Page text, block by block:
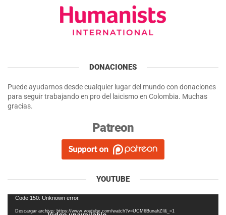
DONACIONES
Puede ayudarnos desde cualquier lugar del mundo con donaciones
para seguir trabajando en pro del laicismo en Colombia. Muchas
gracias.
Patreon
YOUTUBE
Reproductor
Code 150: Unknown error.
Descargar archivo: https://www.youtube.com/watch?v=UCM6BunahZI&_=1